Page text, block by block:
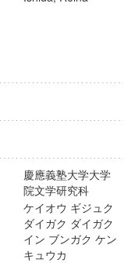
慶應義塾大学大学
院文学研究科
ケイオウ ギジュク
ダイガク ダイガク
イン ブンガク ケン
キュウカ